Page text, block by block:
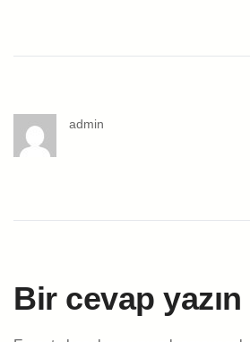
admin
Bir cevap yazın